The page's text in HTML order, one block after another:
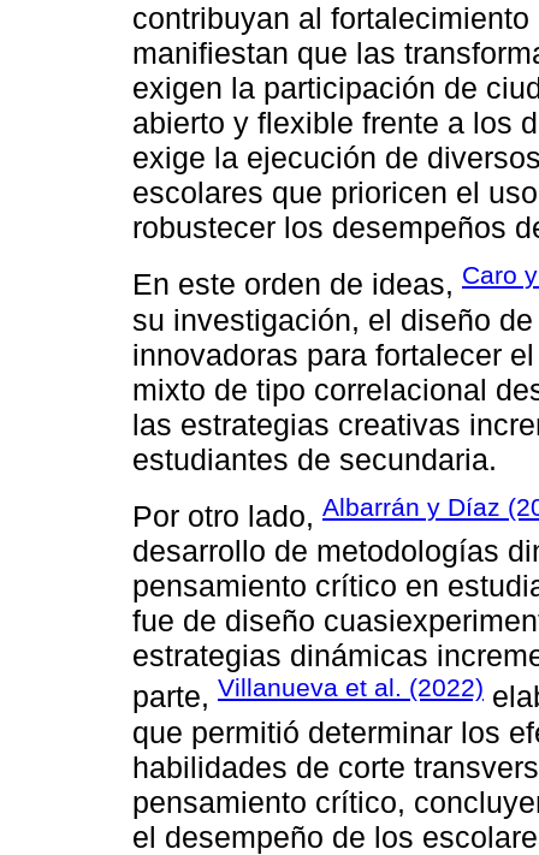
contribuyan al
manifiestan que las
exigen la participación de
abierto y flexible frente a los
exige la ejecución de
escolares que prioricen el
robustecer los desempeños
En este orden de ideas, Caro
su investigación, el diseño
innovadoras para fortalecer
mixto de tipo correlacional
las estrategias creativas
estudiantes de secundaria.
Por otro lado, Albarrán y Díaz
desarrollo de metodologías
pensamiento crítico en
fue de diseño
estrategias dinámicas
parte, Villanueva et al. (2022)
que permitió determinar los
habilidades de corte
pensamiento crítico,
el desempeño de los